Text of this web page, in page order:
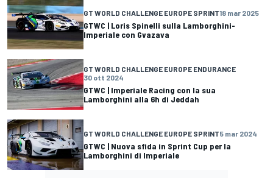
GT WORLD CHALLENGE EUROPE SPRINT18 mar 2025
GTWC | Loris Spinelli sulla Lamborghini-
Imperiale con Gvazava
GT WORLD CHALLENGE EUROPE ENDURANCE
30 ott 2024
GTWC | Imperiale Racing con la sua
Lamborghini alla 6h di Jeddah
GT WORLD CHALLENGE EUROPE SPRINT5 mar 2024
GTWC | Nuova sfida in Sprint Cup per la
Lamborghini di Imperiale